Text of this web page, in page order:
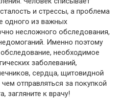
и стрессы, а проблема
одного из важных
несложного обследования,
Именно поэтому
необходимое
заболеваний,
сердца, щитовидной
отправляться за покупкой
загляните к врачу!